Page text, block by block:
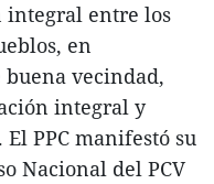
integral entre los
en
vecindad,
integral y
PPC manifestó su
Nacional del PCV